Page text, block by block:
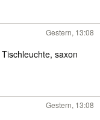
Gestern, 13:08
saxon
Gestern, 13:08